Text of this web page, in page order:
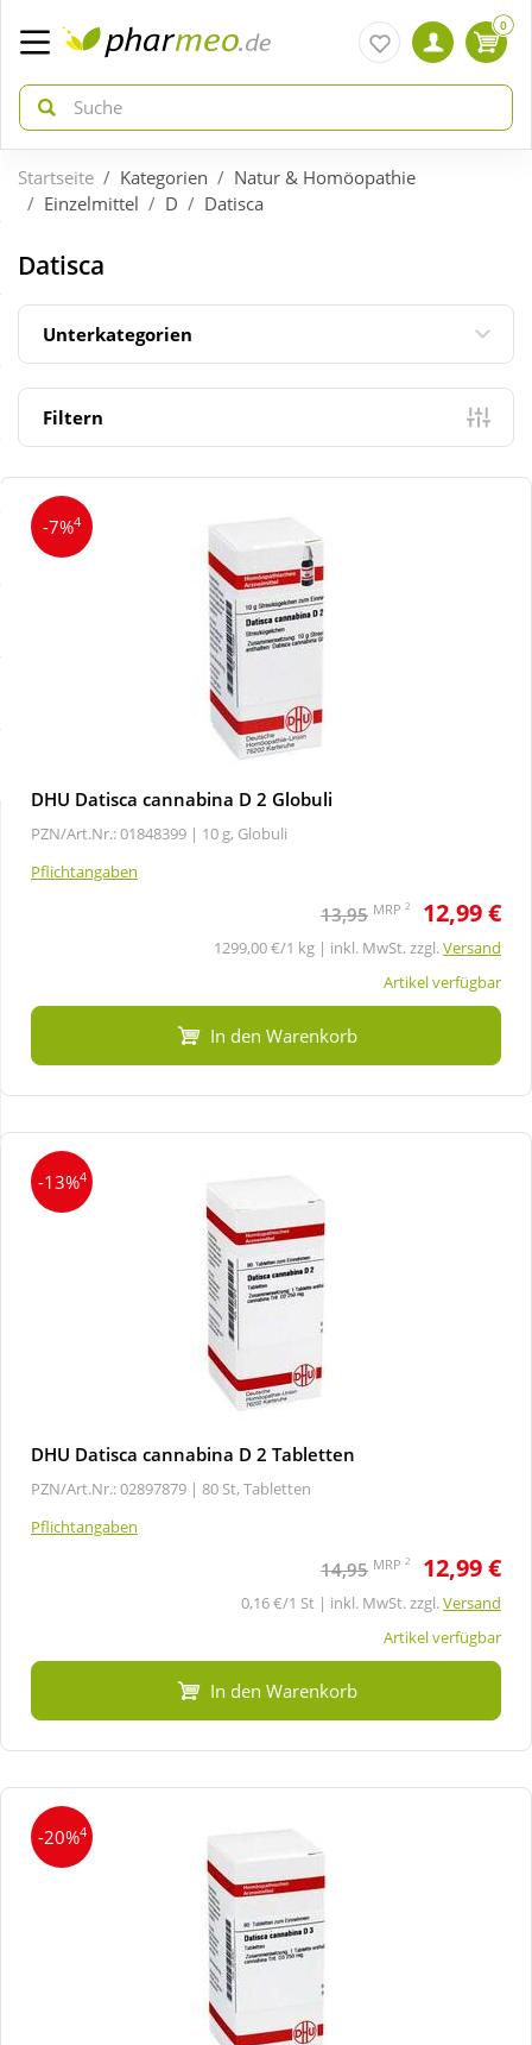
zurück
ÜBERSICHT AKTIONEN
Aktuelle Coupons
Neuheiten
Sale
zurück
ÜBERSICHT KATEGORIEN
Arzneimittel
Diabetes
Körperpflege & Kosmetik
Natur & Homöopathie
Tierbedarf
Wellness
0
Startseite Kategorien
Natur & Homöopathie
Einzelmittel
D Datisca
Datisca
Unterkategorien
Filtern
-7%4
DHU Datisca cannabina D 2 Globuli
PZN/Art.Nr.: 01848399 | 10 g, Globuli
Pflichtangaben
13,95 MRP 2 12,99 €
1299,00 €/1 kg | inkl. MwSt. zzgl.Versand
Artikel verfügbar
In den Warenkorb
-13%4
DHU Datisca cannabina D 2 Tabletten
PZN/Art.Nr.: 02897879 | 80 St, Tabletten
Pflichtangaben
14,95 MRP 2 12,99 €
0,16 €/1 St | inkl. MwSt. zzgl.Versand
Artikel verfügbar
In den Warenkorb
-20%4